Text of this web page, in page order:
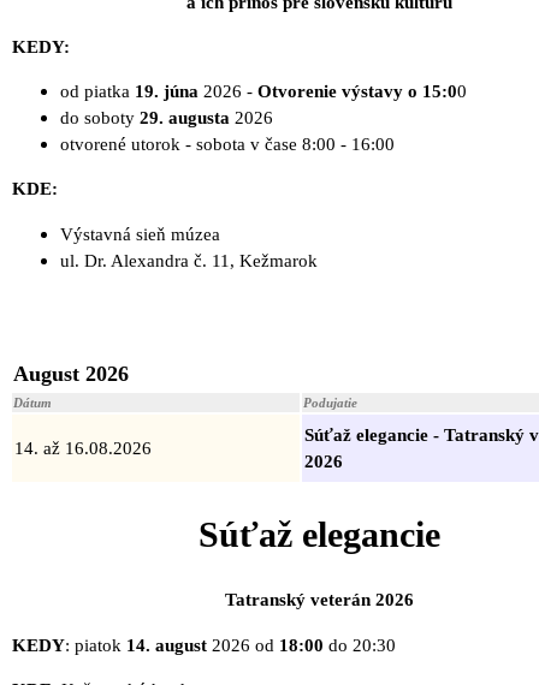
KEDY:
od piatka 19. júna 2026 - Otvorenie výstavy o 15:00
do soboty 29. augusta 2026
otvorené utorok - sobota v čase 8:00 - 16:00
KDE:
Výstavná sieň múzea
ul. Dr. Alexandra č. 11, Kežmarok
August 2026
Dátum Podujatie
14. až 16.08.2026
Súťaž elegancie - Tatranský
2026
Súťaž elegancie
Tatranský veterán 2026
KEDY: piatok 14. august 2026 od 18:00 do 20:30